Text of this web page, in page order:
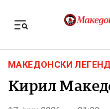
МАКЕДОНСКИ
Кирил